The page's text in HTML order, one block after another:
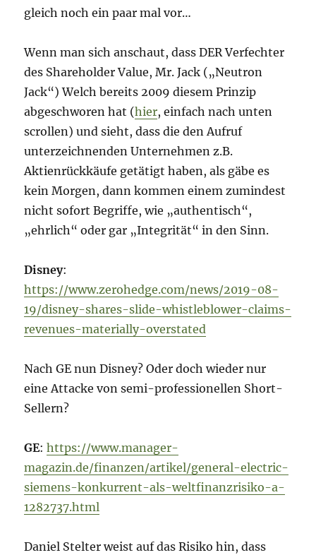
gleich noch ein paar mal vor…
Wenn man sich anschaut, dass DER Verfechter
des Shareholder Value, Mr. Jack („Neutron
Jack“) Welch bereits 2009 diesem Prinzip
abgeschworen hat (hier, einfach nach unten
scrollen) und sieht, dass die den Aufruf
unterzeichnenden Unternehmen z.B.
Aktienrückkäufe getätigt haben, als gäbe es
kein Morgen, dann kommen einem zumindest
nicht sofort Begriffe, wie „authentisch“,
„ehrlich“ oder gar „Integrität“ in den Sinn.
Disney:
https://www.zerohedge.com/news/2019-08-
19/disney-shares-slide-whistleblower-claims-
revenues-materially-overstated
Nach GE nun Disney? Oder doch wieder nur
eine Attacke von semi-professionellen Short-
Sellern?
GE:https://www.manager-
magazin.de/finanzen/artikel/general-electric-
siemens-konkurrent-als-weltfinanzrisiko-a-
1282737.html
Daniel Stelter weist auf das Risiko hin, dass